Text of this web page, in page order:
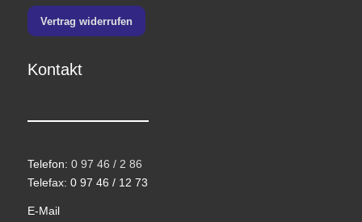
Vertrag widerrufen
Kontakt
Telefon: 0 97 46 / 2 86
Telefax: 0 97 46 / 12 73
E-Mail